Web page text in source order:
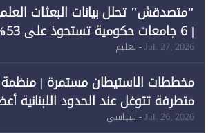
"متصدقش" تحلل بيانات البعثات
| 6
Jul. 27, 2026- تعليم
مخططات الاستيطان مستمرة | منظمة
متطرفة تتوغل عند الحدود اللبنانية
خرق الحدود
Jul. 26, 2026- سياسي